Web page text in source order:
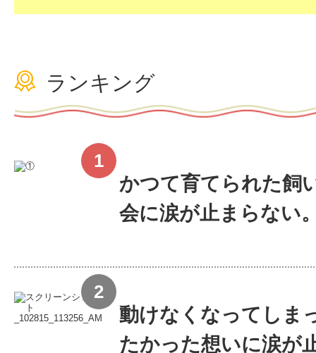
ランキング
かつて育てられた飼
会に涙が止まらない
動けなくなってしま
たかった想いに涙が